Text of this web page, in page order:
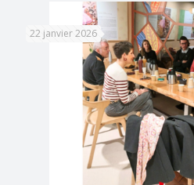
22 janvier 2026